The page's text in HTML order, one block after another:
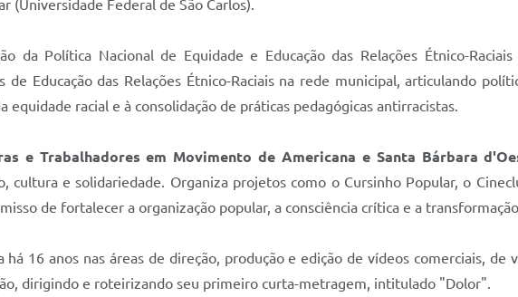
(Universidade Federal de São Carlos).
da Política Nacional de Equidade e Educação das Relações Étnico-
de Educação das Relações Étnico-Raciais na rede municipal, articulando
equidade racial e à consolidação de práticas pedagógicas antirracistas.
e Trabalhadores em Movimento de Americana e Santa Bárbara
cultura e solidariedade. Organiza projetos como o Cursinho Popular, o
de fortalecer a organização popular, a consciência crítica e a
há 16 anos nas áreas de direção, produção e edição de vídeos comerciais,
dirigindo e roteirizando seu primeiro curta-metragem, intitulado "Dolor".